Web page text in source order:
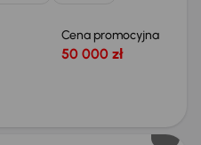
Cena promocyjna
50 000 zł